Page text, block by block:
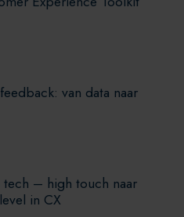
van data naar
tech – high touch naar
in CX